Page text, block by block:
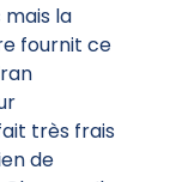
mais la
fournit ce
très frais
de